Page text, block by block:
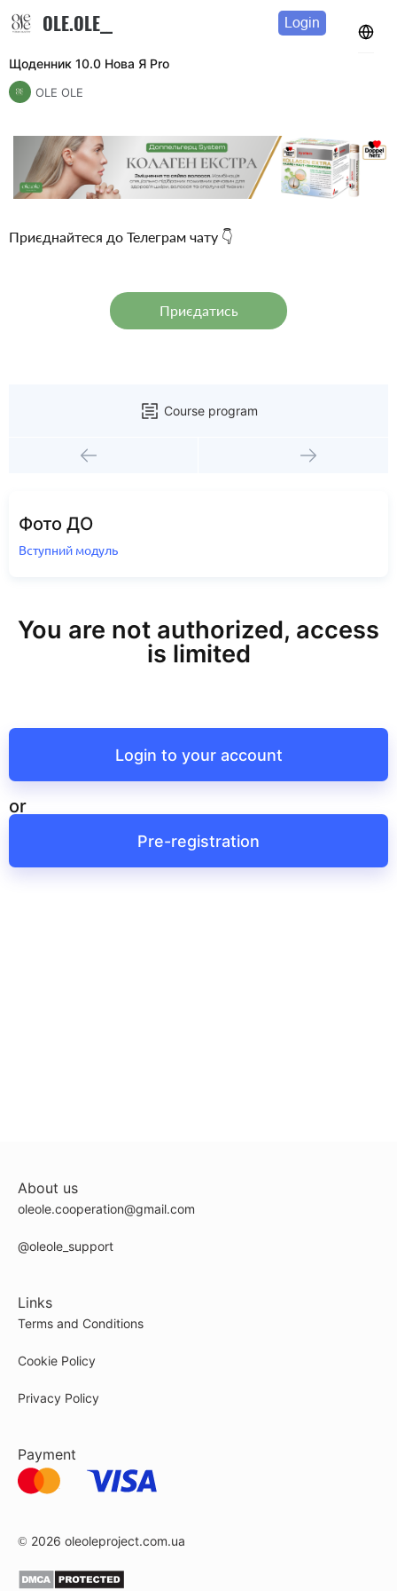
OLE.OLE__ Login
Щоденник 10.0 Нова Я Pro
OLE OLE
Приєднайтеся до Телеграм чату 👇
Приєдатись
Course program
Фото ДО
Вступний модуль
You are not authorized, access
is limited
Login to your account
or
Pre-registration
About us
oleole.cooperation@gmail.com
@oleole_support
Links
Terms and Conditions
Cookie Policy
Privacy Policy
Payment
© 2026 oleoleproject.com.ua